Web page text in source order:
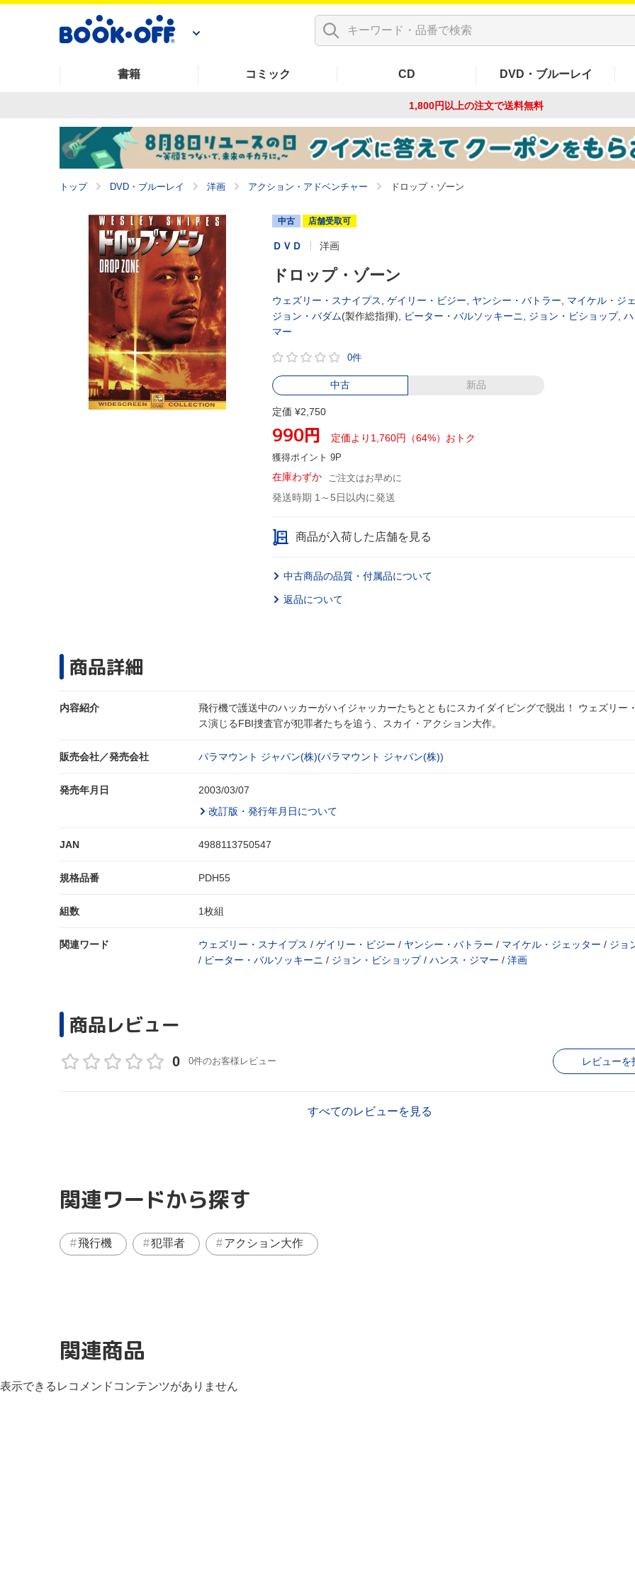
書籍 コミック CD DVD・ブルーレイ
1,800円以上の注文で送料無料
トップ DVD・ブルーレイ 洋画 アクション・アドベンチャー ドロップ・ゾーン
中古 店舗受取可
ＤＶＤ 洋画
ドロップ・ゾーン
ウェズリー・スナイプス ゲイリー・ビジー ヤンシー・バトラー
マイケル・ジ
ジョン・バダム(製作総指揮), ピーター・バルソッキーニ ジョン・ビショップ,
マー
0件
中古 新品
定価 ¥2,750
990円 定価より1,760円（64%）おトク
獲得ポイント 9P
在庫わずか ご注文はお早めに
発送時期 1～5日以内に発送
商品が入荷した店舗を見る
中古商品の品質・付属品について
返品について
商品詳細
内容紹介
飛行機で護送中のハッカーがハイジャッカーたちとともにスカイダイビングで脱出！ ウェズリー
ス演じるFBI捜査官が犯罪者たちを追う、スカイ・アクション大作。
販売会社／発売会社 パラマウント ジャパン(株)(パラマウント ジャパン(株))
発売年月日
2003/03/07
改訂版・発行年月日について
JAN 4988113750547
規格品番 PDH55
組数 1枚組
関連ワード ウェズリー・スナイプス / ゲイリー・ビジー / ヤンシー・バトラー / マイケル・ジェッター / ジョ
/ ピーター・バルソッキーニ / ジョン・ビショップ/ ハンス・ジマー / 洋画
商品レビュー
0 0件のお客様レビュー レビューを
すべてのレビューを見る
関連ワードから探す
飛行機 犯罪者 アクション大作
関連商品
表示できるレコメンドコンテンツがありません